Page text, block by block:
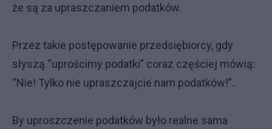
że są za upraszczaniem podatków.
Przez takie postępowanie przedsiębiorcy, gdy
słyszą “uprościmy podatki” coraz częściej mówią:
“Nie! Tylko nie upraszczajcie nam podatków!”.
By uproszczenie podatków było realne sama